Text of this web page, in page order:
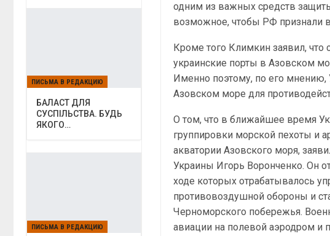
одним из важных средств
возможное, чтобы РФ признали
Кроме того Климкин заявил, что
украинские порты в Азовском
Именно поэтому, по его мнению,
Азовском море для
О том, что в ближайшее время
группировки морской пехоты и
акватории Азовского моря,
Украины Игорь Воронченко. Он
ходе которых отрабатывалось
противовоздушной обороны и
Черноморского побережья.
авиации на полевой аэродром и
ПИСЬМА В РЕДАКЦИЮ
БАЛАСТ ДЛЯ
СУСПІЛЬСТВА. БУДЬ
ЯКОГО…
ПИСЬМА В РЕДАКЦИЮ